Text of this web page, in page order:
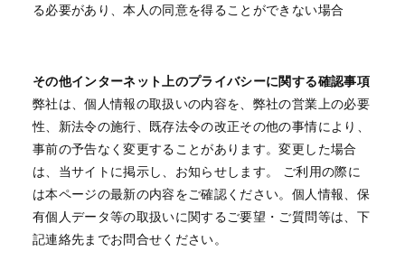
る必要があり、本人の同意を得ることができない場合
その他インターネット上のプライバシーに関する確認事項
弊社は、個人情報の取扱いの内容を、弊社の営業上の必要
性、新法令の施行、既存法令の改正その他の事情により、
事前の予告なく変更することがあります。変更した場合
は、当サイトに掲示し、お知らせします。 ご利用の際に
は本ページの最新の内容をご確認ください。個人情報、保
有個人データ等の取扱いに関するご要望・ご質問等は、下
記連絡先までお問合せください。